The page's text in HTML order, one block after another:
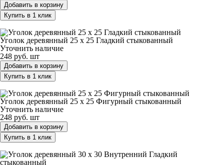
Добавить в корзину
Купить в 1 клик
Уголок деревянный 25 х 25 Гладкий стыкованный
Уточнить наличие
248 руб. шт
Добавить в корзину
Купить в 1 клик
Уголок деревянный 25 х 25 Фигурный стыкованный
Уточнить наличие
248 руб. шт
Добавить в корзину
Купить в 1 клик